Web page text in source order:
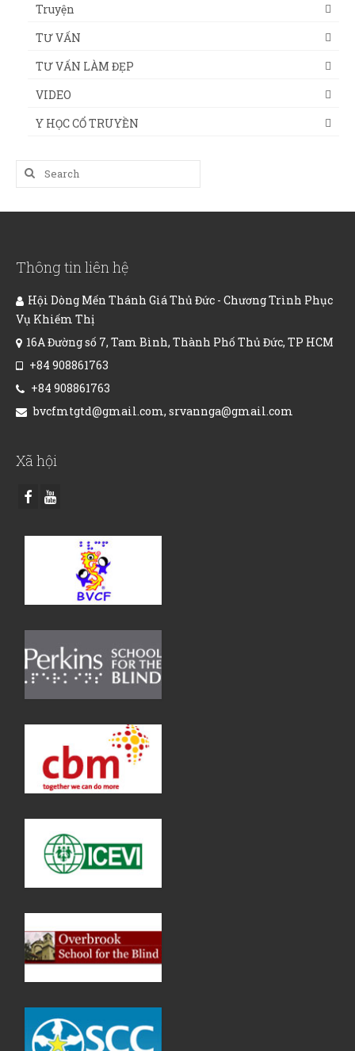
Truyện
TƯ VẤN
TƯ VẤN LÀM ĐẸP
VIDEO
Y HỌC CỔ TRUYỀN
Search
for:
Thông tin liên hệ
Hội Dòng Mến Thánh Giá Thủ Đức - Chương Trình Phục
Vụ Khiếm Thị
16A Đường số 7, Tam Bình, Thành Phố Thủ Đức, TP HCM
+84 908861763
+84 908861763
bvcfmtgtd@gmail.com, srvannga@gmail.com
Xã hội